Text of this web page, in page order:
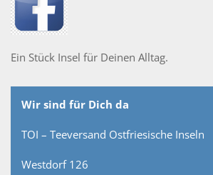
Ein Stück Insel für Deinen Alltag.
Wir sind für Dich da
TOI – Teeversand Ostfriesische Inseln
Westdorf 126